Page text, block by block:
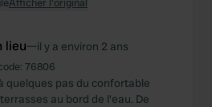
information that you’ve
Afficher l'original
lieu—il y a environ 2 ans
76806
quelques pas du confortable
au bord de l'eau. De